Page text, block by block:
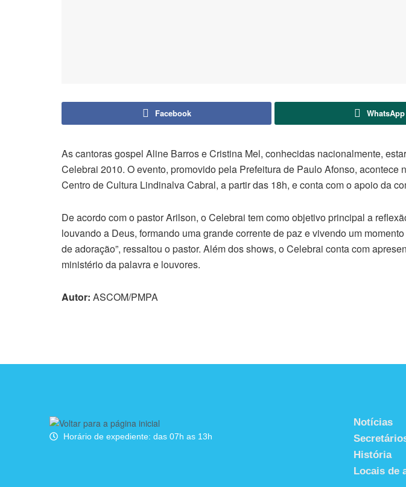
Facebook WhatsApp
As cantoras gospel Aline Barros e Cristina Mel, conhecidas nacionalmente,
Celebrai 2010. O evento, promovido pela Prefeitura de Paulo Afonso, acontece
Centro de Cultura Lindinalva Cabral, a partir das 18h, e conta com o apoio da
De acordo com o pastor Arilson, o Celebrai tem como objetivo principal a
louvando a Deus, formando uma grande corrente de paz e vivendo um
de adoração”, ressaltou o pastor. Além dos shows, o Celebrai conta com
ministério da palavra e louvores.
Autor: ASCOM/PMPA
Horário de expediente: das 07h as 13h
Notícias
História
Locais de